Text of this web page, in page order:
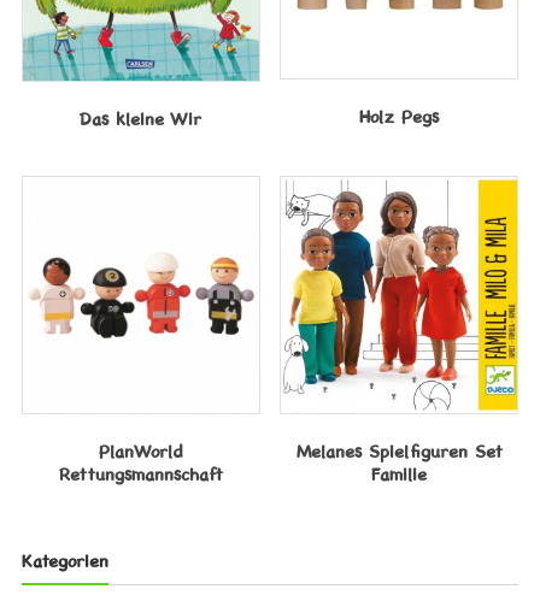
Das kleine Wir Holz Pegs
PlanWorld
Rettungsmannschaft
Melanes Spielfiguren Set
Familie
Kategorien